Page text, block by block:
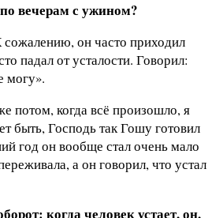
вечерам с ужином?
он часто приходил
падал от усталости. Говорил:
могу».
потом, когда всё произошло, я
быть, Господь так Гошу готовил
год он вообще стал очень мало
а он говорил, что устал
когда человек устает, он,